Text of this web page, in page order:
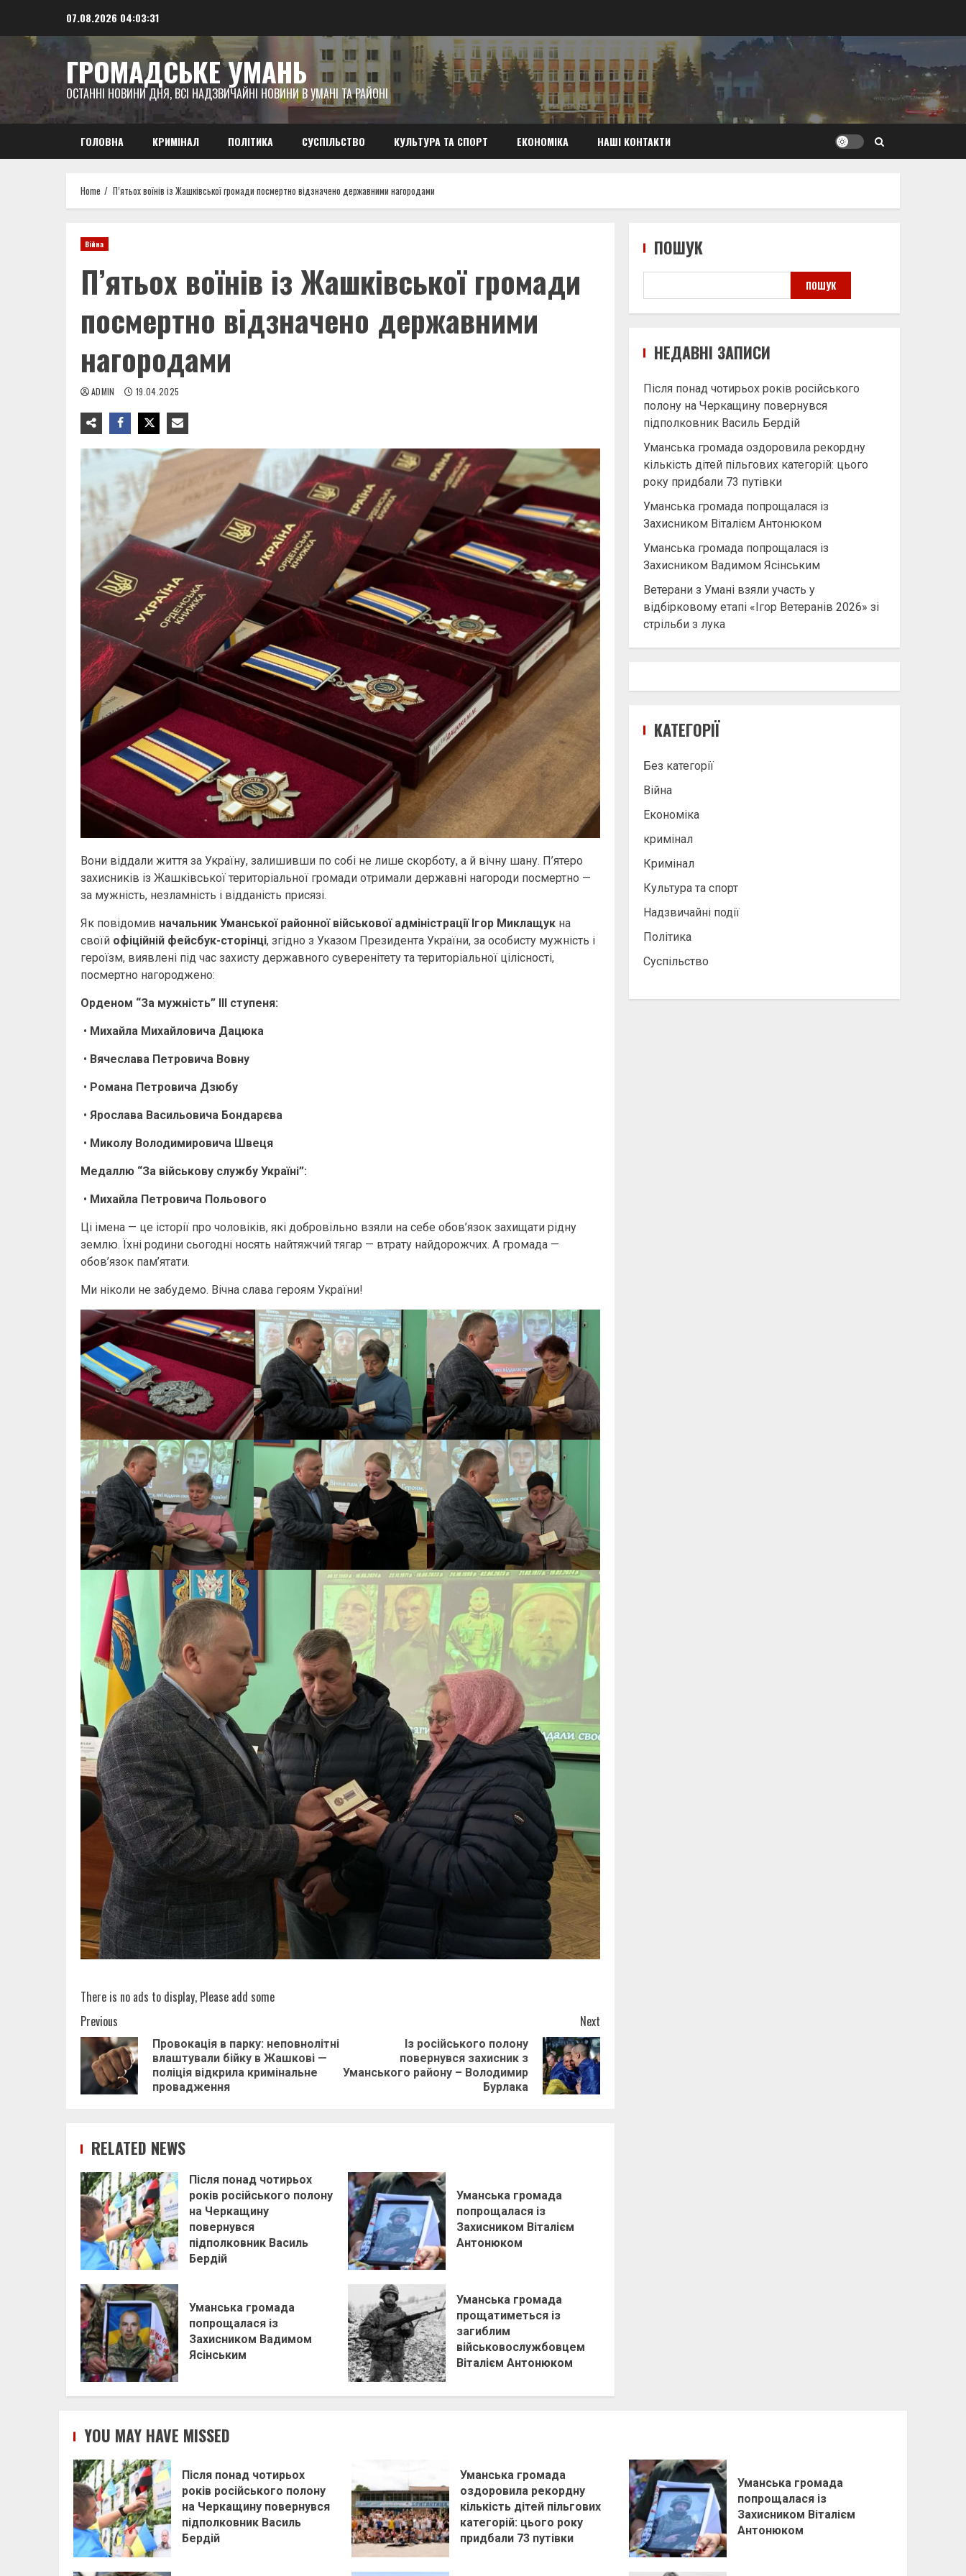
content
07.08.2026 04:03:33
ГРОМАДСЬКЕ УМАНЬ
ОСТАННІ НОВИНИ ДНЯ, ВСІ НАДЗВИЧАЙНІ НОВИНИ В УМАНІ ТА РАЙОНІ
ГОЛОВНА КРИМІНАЛ ПОЛІТИКА СУСПІЛЬСТВО КУЛЬТУРА ТА СПОРТ ЕКОНОМІКА НАШІ КОНТАКТИ
Home П’ятьох воїнів із Жашківської громади посмертно відзначено державними нагородами
Війна
П’ятьох воїнів із Жашківської громади
посмертно відзначено державними
нагородами
ADMIN 19.04.2025
Вони віддали життя за Україну, залишивши по собі не лише скорботу, а й вічну шану. П’ятеро
захисників із Жашківської територіальної громади отримали державні нагороди посмертно —
за мужність, незламність і відданість присязі.
Як повідомив начальник Уманської районної військової адміністрації Ігор Миклащук на
своїй офіційній фейсбук-сторінці, згідно з Указом Президента України, за особисту мужність і
героїзм, виявлені під час захисту державного суверенітету та територіальної цілісності,
посмертно нагороджено:
Орденом “За мужність” ІІІ ступеня:
• Михайла Михайловича Дацюка
• Вячеслава Петровича Вовну
• Романа Петровича Дзюбу
• Ярослава Васильовича Бондарєва
• Миколу Володимировича Швеця
Медаллю “За військову службу Україні”:
• Михайла Петровича Польового
Ці імена — це історії про чоловіків, які добровільно взяли на себе обов’язок захищати рідну
землю. Їхні родини сьогодні носять найтяжчий тягар — втрату найдорожчих. А громада —
обов’язок пам’ятати.
Ми ніколи не забудемо. Вічна слава героям України!
There is no ads to display, Please add some
Post
navigation
Previous
post:
Провокація в парку: неповнолітні
влаштували бійку в Жашкові —
поліція відкрила кримінальне
провадження
Next
post:
Із російського полону
повернувся захисник з
Уманського району – Володимир
Бурлака
RELATED NEWS
Після понад чотирьох
років російського полону
на Черкащину
повернувся
підполковник Василь
Бердій
Уманська громада
попрощалася із
Захисником Віталієм
Антонюком
Уманська громада
попрощалася із
Захисником Вадимом
Ясінським
Уманська громада
прощатиметься із
загиблим
військовослужбовцем
Віталієм Антонюком
ПОШУК
ПОШУК
НЕДАВНІ ЗАПИСИ
Після понад чотирьох років російського
полону на Черкащину повернувся
підполковник Василь Бердій
Уманська громада оздоровила рекордну
кількість дітей пільгових категорій: цього
року придбали 73 путівки
Уманська громада попрощалася із
Захисником Віталієм Антонюком
Уманська громада попрощалася із
Захисником Вадимом Ясінським
Ветерани з Умані взяли участь у
відбірковому етапі «Ігор Ветеранів 2026» зі
стрільби з лука
КАТЕГОРІЇ
Без категорії
Війна
Економіка
кримінал
Кримінал
Культура та спорт
Надзвичайні події
Політика
Суспільство
YOU MAY HAVE MISSED
Після понад чотирьох
років російського полону
на Черкащину повернувся
підполковник Василь
Бердій
Уманська громада
оздоровила рекордну
кількість дітей пільгових
категорій: цього року
придбали 73 путівки
Уманська громада
попрощалася із
Захисником Віталієм
Антонюком